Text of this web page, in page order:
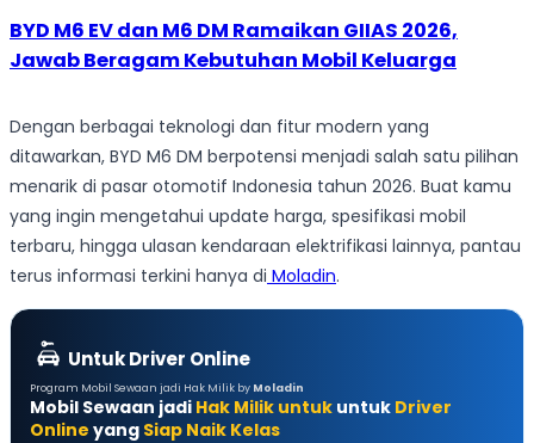
BYD M6 EV dan M6 DM Ramaikan GIIAS 2026,
Jawab Beragam Kebutuhan Mobil Keluarga
Dengan berbagai teknologi dan fitur modern yang
ditawarkan, BYD M6 DM berpotensi menjadi salah satu pilihan
menarik di pasar otomotif Indonesia tahun 2026. Buat kamu
yang ingin mengetahui update harga, spesifikasi mobil
terbaru, hingga ulasan kendaraan elektrifikasi lainnya, pantau
terus informasi terkini hanya di Moladin.
Untuk Driver Online
Program Mobil Sewaan jadi Hak Milik by Moladin
Mobil Sewaan jadi Hak Milik untuk untuk Driver
Online yang Siap Naik Kelas